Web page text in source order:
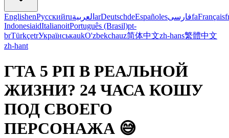
EnglishenРусскийruالعربية arDeutschdeEspañolesفارسیfaFrançais
IndonesiaidItalianoitPortuguês (Brasil)pt-
brTürkçetrУкраїнськаukO'zbekchauz简体中文zh-hans繁體中文
zh-hant
ГТА 5 РП В РЕАЛЬНОЙ
ЖИЗНИ? 24 ЧАСА КОШУ
ПОД СВОЕГО
ПЕРСОНАЖА 😅